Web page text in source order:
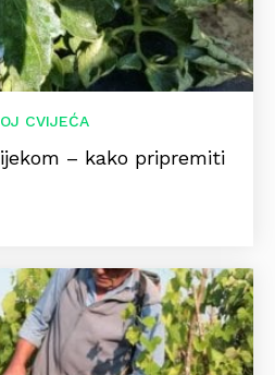
CVIJEĆA
– kako pripremiti